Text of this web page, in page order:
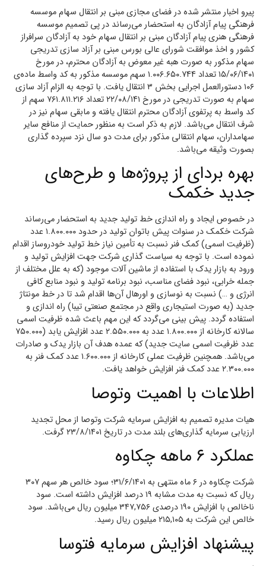
پیرو اخبار منتشر شده در فضای مجازی مبنی بر انتقال سهام موسسه
فرهنگی پیام آزادگان به استحضار می‌رساند در پی تصمیم موسسه
فرهنگی هنری پیام آزادگان مبنی بر انتقال سهام خود به آزادگان سرافراز
کشور و اخذ موافقت شورای عالی بورس مبنی بر آزاد سازی تدریجی
سهام مذکور به صورت هبه غیر معوض به آزادگان محترم، در مورخ
۱۵/۰۶/۱۴۰۱ تعداد ۱.۰۰۶.۶۵۰.۷۴۴ سهم موسسه مذکور به کد واسط ماده‌ی
۱۰۶ دستورالعمل اجرایی بخش ۳ انتقال یافت. با توجه به الزام آزاد سازی
سهام به صورت تدریجی در مورخ ۲۲/۰۸/۱۴۱ تعداد ۷۶۱.۸۱۱.۲۱۶ سهم از
کد واسط به پرتفوی آزادگان محترم انتقال یافته و مابقی سهام نیز در
شرف انتقال می‌باشد. لازم به ذکر است به منظور حمایت از منافع سایر
سهامداران، سهام انتقالی مذکور برای مدت دو سال نزد سپرده گذاری
بصورت وثیقه می‌باشد.
بهره بردای از پروژه‌ها و طرح‌های
جدید خکمک
در خصوص ایجاد و راه اندازی خط تولید جدید به استحضار می‌رساند
شرکت خکمک در سنوات پیش باتوان تولید در حدود ۱.۸۰۰.۰۰۰ عدد
(ظرفیت اسمی) کمک فنر نسبت به تأمین نیاز خط تولید خودروساز اقدام
نموده است. با توجه به سیاست گذاری شرکت جهت افزایش تولید و
ورود به بازار یدک با استفاده از ماشین آلات موجود (که به علل مختلف از
جمله خرابی، نبود فضای مناسب، نبود برنامه تولید و نبود منابع کافی
انرژی و …) نسبت به نوسازی و اورهال آن‌ها اقدام شد تا در خط مونتاژ
جدید (به صورت استیجاری واقع در مجتمع صنعتی تیبا) راه اندازی و
استفاده گردد. پیش بینی می‌گردد که این مهم باعث شده ظرفیت اسمی
سالانه کارخانه از ۱.۸۰۰.۰۰۰ عدد به ۲.۵۵۰.۰۰۰ عدد افزایش یابد (۷۵۰.۰۰۰
عدد ظرفیت اسمی سایت جدید) که عمده هدف آن بازار یدک و صادرات
می‌باشد. همچنین ظرفیت عملی کارخانه از ۱.۶۰۰.۰۰۰ عدد کمک فنر به
۲.۳۰۰.۰۰۰ عدد کمک فنر افزایش خواهد یافت.
اطلاعات با اهمیت وتوصا
هیات مدیره تصمیم به افزایش سرمایه شرکت وتوصا از محل تجدید
ارزیابی سرمایه گذاری‌های بلند مدت در تاریخ ۲۳/۸/۱۴۰۱ گرفت.
عملکرد ۶ ماهه چکاوه
شرکت چکاوه در ۶ ماه منتهی به ۳۱/۶/۱۴۰۱؛ سود خالص هر سهم ۳۰۷
ریال که نسبت به مدت مشابه ۱۹ درصد افزایش داشته است. سود
ناخالص با افزایش ۱۹۰ درصدی ۳۴۷,۷۵۶ میلیون ریال می‌باشد. سود
خالص این شرکت به ۲۱۵,۱۰۵ میلیون ریال رسید.
پیشنهاد افزایش سرمایه فتوسا